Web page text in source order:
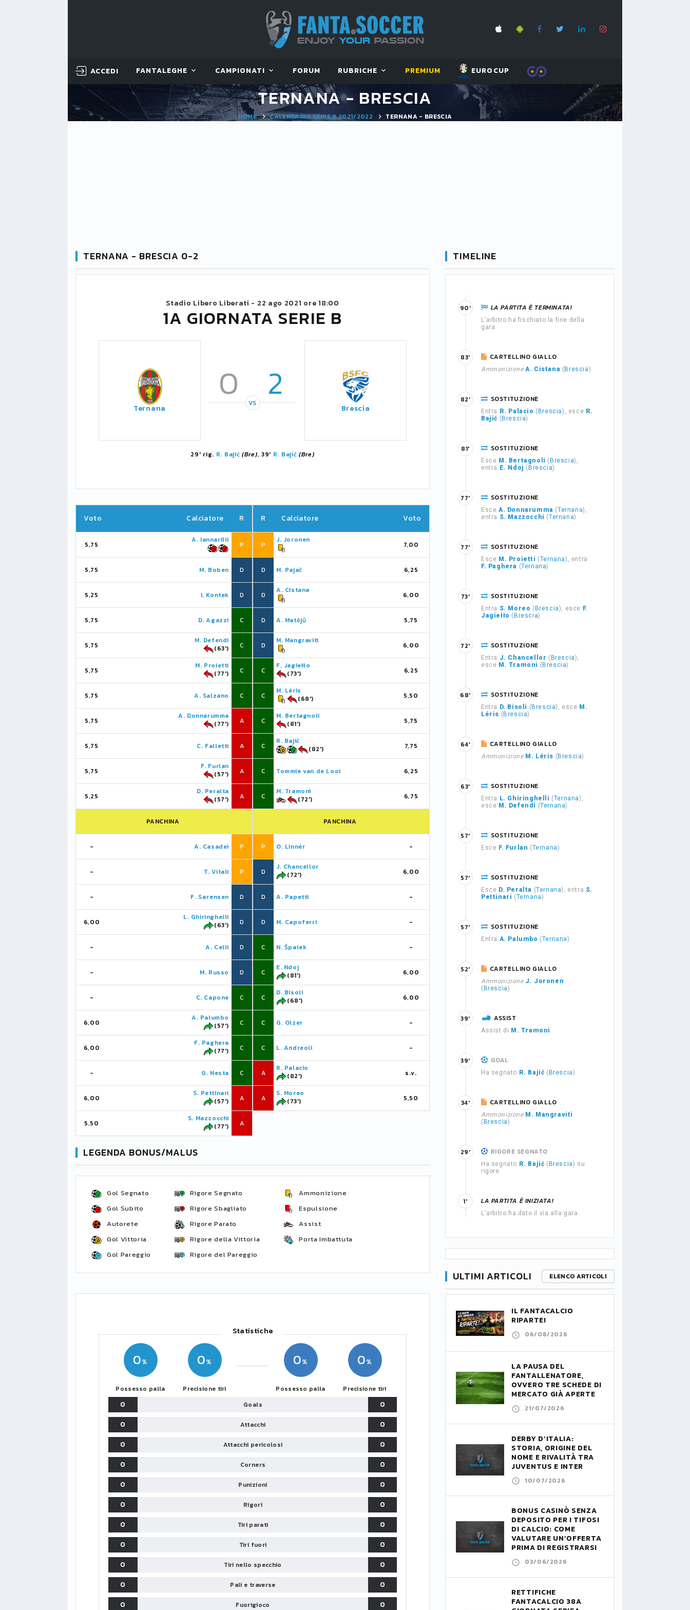
ACCEDI FANTALEGHE CAMPIONATI FORUM RUBRICHE PREMIUM EUROCUP
TERNANA - BRESCIA
HOME CALENDARIO SERIE B 2021/2022 TERNANA - BRESCIA
TERNANA - BRESCIA 0-2
Stadio Libero Liberati - 22 ago 2021 ore 18:00
1A GIORNATA SERIE B
Ternana
0 2
VS Brescia
29' rig. R. Bajić (Bre), 39' R. Bajić (Bre)
Voto Calciatore R
5,75
A. Iannarilli
P
5,75 M. Boben D
5,25 I. Kontek D
5,75 D. Agazzi C
5,75
M. Defendi
(63')
C
5,75
M. Proietti
(77')
C
5,75 A. Salzano C
5,75
A. Donnarumma
(77')
A
5,75 C. Falletti A
5,75
F. Furlan
(57')
A
5,25
D. Peralta
(57')
A
PANCHINA
- A. Casadei P
- T. Vitali P
- F. Sørensen D
6,00
L. Ghiringhelli
(63')
D
- A. Celli D
- M. Russo D
- C. Capone C
6,00
A. Palumbo
(57')
C
6,00
F. Paghera
(77')
C
- G. Nesta C
6,00
S. Pettinari
(57')
A
5,50
S. Mazzocchi
(77')
A
R Calciatore Voto
P
J. Joronen
7,00
D M. Pajač 6,25
D
A. Cistana
6,00
D A. Matějů 5,75
D
M. Mangraviti
6,00
C
F. Jagiełło
(73')
6,25
C
M. Léris
(68')
5,50
C
M. Bertagnoli
(81')
5,75
C
R. Bajić
(82')
7,75
C Tommie van de Looi 6,25
C
M. Tramoni
(72')
6,75
PANCHINA
P O. Linnér -
D
J. Chancellor
(72')
6,00
D A. Papetti -
D M. Capoferri -
C N. Špalek -
C
E. Ndoj
(81')
6,00
C
D. Bisoli
(68')
6,00
C G. Olzer -
C L. Andreoli -
A
R. Palacio
(82')
s.v.
A
S. Moreo
(73')
5,50
LEGENDA BONUS/MALUS
Gol Segnato
Gol Subito
Autorete
Gol Vittoria
Gol Pareggio
Rigore Segnato
Rigore Sbagliato
Rigore Parato
Rigore della Vittoria
Rigore del Pareggio
Ammonizione
Espulsione
Assist
Porta Imbattuta
Statistiche
0
Possesso palla
0
Precisione tiri
0
Possesso palla
0
Precisione tiri
0 Goals
0
0
Attacchi
0
0
Attacchi pericolosi
0
0
Corners
0
0
Punizioni
0
0
Rigori
0
0
Tiri parati
0
0
Tiri fuori
0
0
Tiri nello specchio
0
0
Pali e traverse
0
0
Fuorigioco
0
TIMELINE
LA PARTITA È TERMINATA!
L'arbitro ha fischiato la fine della
gara.
90'
CARTELLINO GIALLO
Ammonizione A. Cistana ( Brescia)
83'
SOSTITUZIONE
Entra R. Palacio ( Brescia), esce R.
Bajić ( Brescia)
82'
SOSTITUZIONE
Esce M. Bertagnoli ( Brescia),
entra
E. Ndoj ( Brescia)
81'
SOSTITUZIONE
Esce A. Donnarumma (Ternana),
entra S. Mazzocchi (Ternana)
77'
SOSTITUZIONE
Esce M. Proietti (Ternana), entra
F. Paghera (Ternana)
77'
SOSTITUZIONE
Entra S. Moreo ( Brescia), esce F.
Jagiełło ( Brescia)
73'
SOSTITUZIONE
Entra J. Chancellor ( Brescia),
esce M. Tramoni ( Brescia)
72'
SOSTITUZIONE
Entra D. Bisoli ( Brescia), esce M.
Léris ( Brescia)
68'
CARTELLINO GIALLO
Ammonizione M. Léris ( Brescia)
64'
SOSTITUZIONE
Entra L. Ghiringhelli (Ternana),
esce M. Defendi (Ternana)
63'
SOSTITUZIONE
Esce F. Furlan (Ternana)
57'
SOSTITUZIONE
Esce D. Peralta (Ternana), entra S.
Pettinari (Ternana)
57'
SOSTITUZIONE
Entra A. Palumbo (Ternana)
57'
CARTELLINO GIALLO
Ammonizione J. Joronen
( Brescia)
52'
ASSIST
Assist di M. Tramoni
39'
GOAL
Ha segnato R. Bajić ( Brescia)
39'
CARTELLINO GIALLO
Ammonizione M. Mangraviti
( Brescia)
34'
RIGORE SEGNATO
Ha segnato R. Bajić ( Brescia) su
rigore
29'
LA PARTITA È INIZIATA!
L'arbitro ha dato il via alla gara.
1'
ULTIMI ARTICOLI ELENCO ARTICOLI
IL FANTACALCIO
RIPARTE!
06/08/2026
LA PAUSA DEL
FANTALLENATORE,
OVVERO TRE SCHEDE DI
MERCATO GIÀ APERTE
21/07/2026
DERBY D’ITALIA:
STORIA, ORIGINE DEL
NOME E RIVALITÀ TRA
JUVENTUS E INTER
10/07/2026
BONUS CASINÒ SENZA
DEPOSITO PER I TIFOSI
DI CALCIO: COME
VALUTARE UN’OFFERTA
PRIMA DI REGISTRARSI
03/06/2026
RETTIFICHE
FANTACALCIO 38A